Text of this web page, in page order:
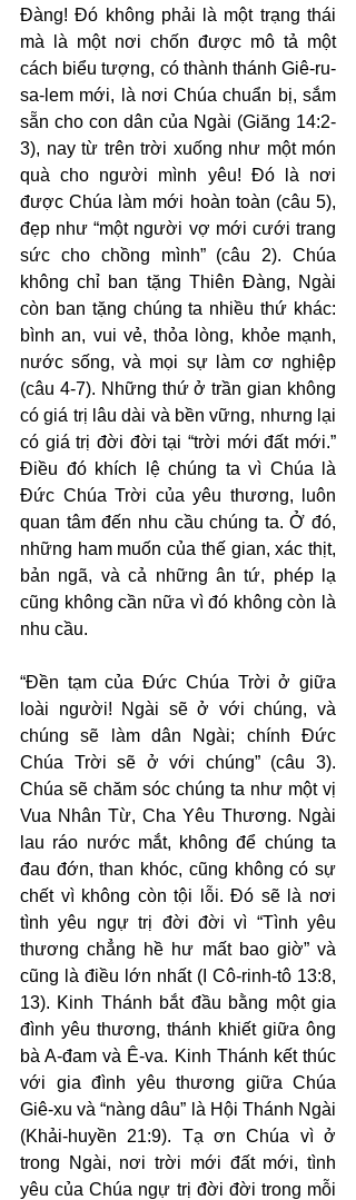
Đàng! Đó không phải là một trạng thái
mà là một nơi chốn được mô tả một
cách biểu tượng, có thành thánh Giê-ru-
sa-lem mới, là nơi Chúa chuẩn bị, sắm
sẵn cho con dân của Ngài (Giăng 14:2-
3), nay từ trên trời xuống như một món
quà cho người mình yêu! Đó là nơi
được Chúa làm mới hoàn toàn (câu 5),
đẹp như “một người vợ mới cưới trang
sức cho chồng mình” (câu 2). Chúa
không chỉ ban tặng Thiên Đàng, Ngài
còn ban tặng chúng ta nhiều thứ khác:
bình an, vui vẻ, thỏa lòng, khỏe mạnh,
nước sống, và mọi sự làm cơ nghiệp
(câu 4-7). Những thứ ở trần gian không
có giá trị lâu dài và bền vững, nhưng lại
có giá trị đời đời tại “trời mới đất mới.”
Điều đó khích lệ chúng ta vì Chúa là
Đức Chúa Trời của yêu thương, luôn
quan tâm đến nhu cầu chúng ta. Ở đó,
những ham muốn của thế gian, xác thịt,
bản ngã, và cả những ân tứ, phép lạ
cũng không cần nữa vì đó không còn là
nhu cầu.
“Đền tạm của Đức Chúa Trời ở giữa
loài người! Ngài sẽ ở với chúng, và
chúng sẽ làm dân Ngài; chính Đức
Chúa Trời sẽ ở với chúng” (câu 3).
Chúa sẽ chăm sóc chúng ta như một vị
Vua Nhân Từ, Cha Yêu Thương. Ngài
lau ráo nước mắt, không để chúng ta
đau đớn, than khóc, cũng không có sự
chết vì không còn tội lỗi. Đó sẽ là nơi
tình yêu ngự trị đời đời vì “Tình yêu
thương chẳng hề hư mất bao giờ” và
cũng là điều lớn nhất (I Cô-rinh-tô 13:8,
13). Kinh Thánh bắt đầu bằng một gia
đình yêu thương, thánh khiết giữa ông
bà A-đam và Ê-va. Kinh Thánh kết thúc
với gia đình yêu thương giữa Chúa
Giê-xu và “nàng dâu” là Hội Thánh Ngài
(Khải-huyền 21:9). Tạ ơn Chúa vì ở
trong Ngài, nơi trời mới đất mới, tình
yêu của Chúa ngự trị đời đời trong mỗi